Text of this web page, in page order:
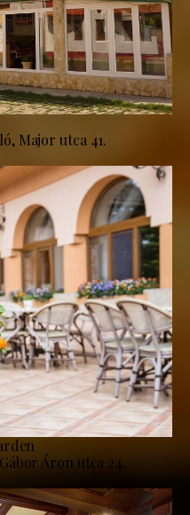
Major utca 41.
Áron utca 24.